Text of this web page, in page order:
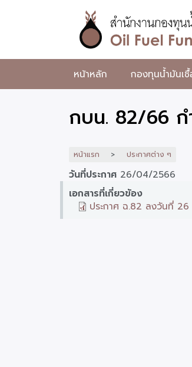
หลัก
สำนักงาน
กองทุน
น้ำมัน
เพลิง
หน้าหลัก กองทุนน้ำมันเ
กบน. 82/66 ก
หน้าแรก ประกาศต่าง ๆ
วันที่ประกาศ 26/04/2566
เอกสารที่เกี่ยวข้อง
ประกาศ ฉ.82 ลงวันที่